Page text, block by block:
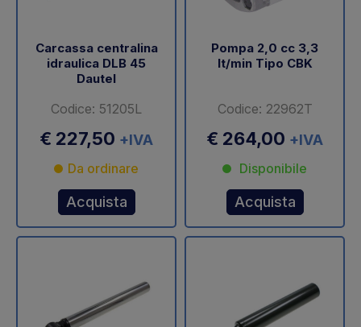
Carcassa centralina
idraulica DLB 45
Dautel
Codice: 51205L
€ 227,50 +IVA
Da ordinare
Acquista
Pompa 2,0 cc 3,3
lt/min Tipo CBK
Codice: 22962T
€ 264,00 +IVA
Disponibile
Acquista